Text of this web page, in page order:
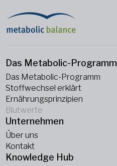
Das Metabolic-Programm
Das Metabolic-Programm
Stoffwechsel erklärt
Ernährungsprinzipien
Blutwerte
Unternehmen
Über uns
Kontakt
Knowledge Hub